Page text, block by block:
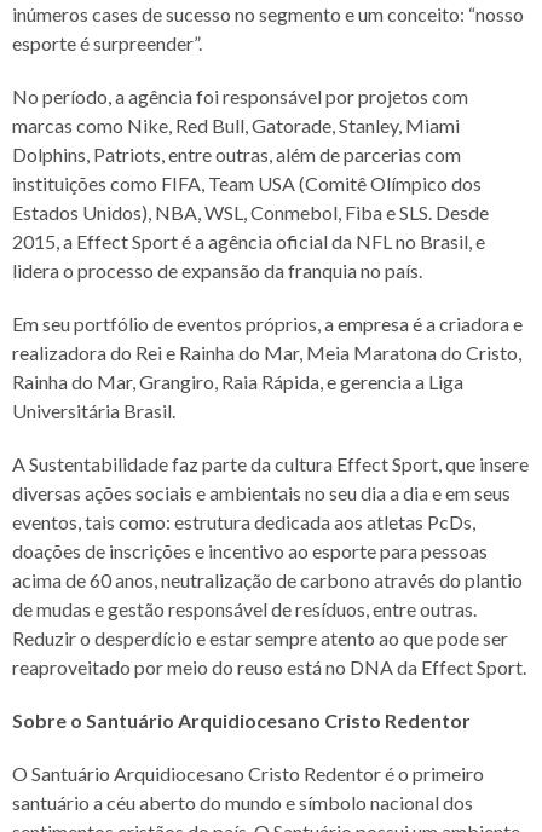
inúmeros cases de sucesso no segmento e um conceito: “nosso
esporte é surpreender”.
No período, a agência foi responsável por projetos com
marcas como Nike, Red Bull, Gatorade, Stanley, Miami
Dolphins, Patriots, entre outras, além de parcerias com
instituições como FIFA, Team USA (Comitê Olímpico dos
Estados Unidos), NBA, WSL, Conmebol, Fiba e SLS. Desde
2015, a Effect Sport é a agência oficial da NFL no Brasil, e
lidera o processo de expansão da franquia no país.
Em seu portfólio de eventos próprios, a empresa é a criadora e
realizadora do Rei e Rainha do Mar, Meia Maratona do Cristo,
Rainha do Mar, Grangiro, Raia Rápida, e gerencia a Liga
Universitária Brasil.
A Sustentabilidade faz parte da cultura Effect Sport, que insere
diversas ações sociais e ambientais no seu dia a dia e em seus
eventos, tais como: estrutura dedicada aos atletas PcDs,
doações de inscrições e incentivo ao esporte para pessoas
acima de 60 anos, neutralização de carbono através do plantio
de mudas e gestão responsável de resíduos, entre outras.
Reduzir o desperdício e estar sempre atento ao que pode ser
reaproveitado por meio do reuso está no DNA da Effect Sport.
Sobre o Santuário Arquidiocesano Cristo Redentor
O Santuário Arquidiocesano Cristo Redentor é o primeiro
santuário a céu aberto do mundo e símbolo nacional dos